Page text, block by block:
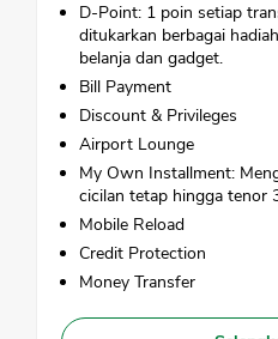
D-Point: 1 poin setiap
ditukarkan berbagai
belanja dan gadget.
Bill Payment
Discount & Privileges
Airport Lounge
My Own Installment:
cicilan tetap hingga tenor
Mobile Reload
Credit Protection
Money Transfer